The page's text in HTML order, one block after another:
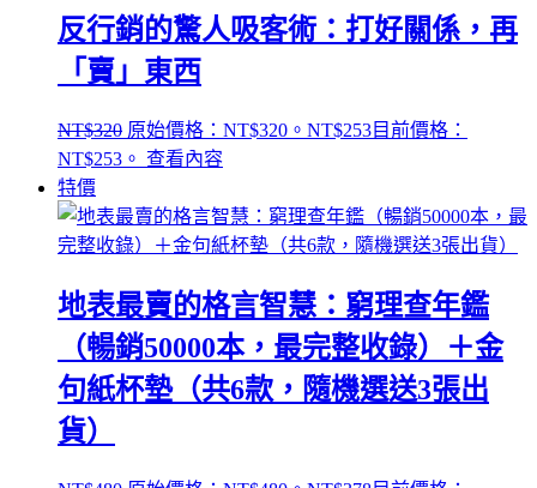
反行銷的驚人吸客術：打好關係，再
「賣」東西
NT$320 原始價格：NT$320。 NT$253目前價格：
NT$253。 查看內容
特價
地表最賣的格言智慧：窮理查年鑑
（暢銷50000本，最完整收錄）＋金
句紙杯墊（共6款，隨機選送3張出
貨）